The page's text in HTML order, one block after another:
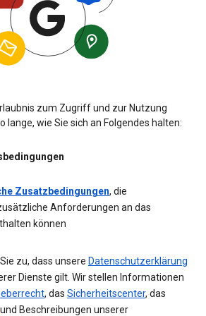
zum Zugriff und zur Nutzung
lange, wie Sie sich an Folgendes halten:
Zusatzbedingungen, die
Anforderungen an das
können
zu, dass unsere Datenschutzerklärung
Dienste gilt. Wir stellen Informationen
, das Sicherheitscenter, das
und Beschreibungen unserer